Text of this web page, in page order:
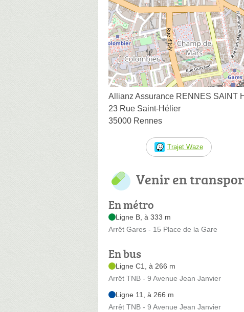
Allianz Assurance RENNES SAINT
23 Rue Saint-Hélier
35000 Rennes
Trajet Waze
Venir en
En métro
Ligne B, à 333 m
Arrêt Gares - 15 Place de la Gare
En bus
Ligne C1, à 266 m
Arrêt TNB - 9 Avenue Jean Janvier
Ligne 11, à 266 m
Arrêt TNB - 9 Avenue Jean Janvier